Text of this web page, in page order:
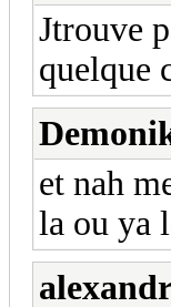
Jtrouve
quelque
et nah
la ou ya